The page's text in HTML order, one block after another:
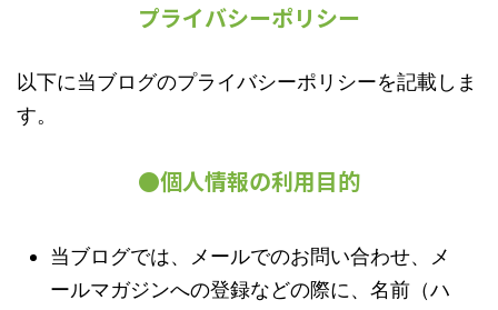
プライバシーポリシー
以下に当ブログのプライバシーポリシーを記載しま
す。
●個人情報の利用目的
当ブログでは、メールでのお問い合わせ、メ
ールマガジンへの登録などの際に、名前（ハ